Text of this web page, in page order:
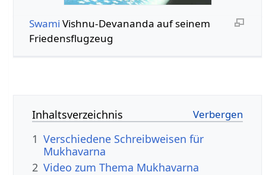
Swami Vishnu-Devananda auf seinem
Friedensflugzeug
Inhaltsverzeichnis
1 Verschiedene Schreibweisen für
Mukhavarna
2 Video zum Thema Mukhavarna